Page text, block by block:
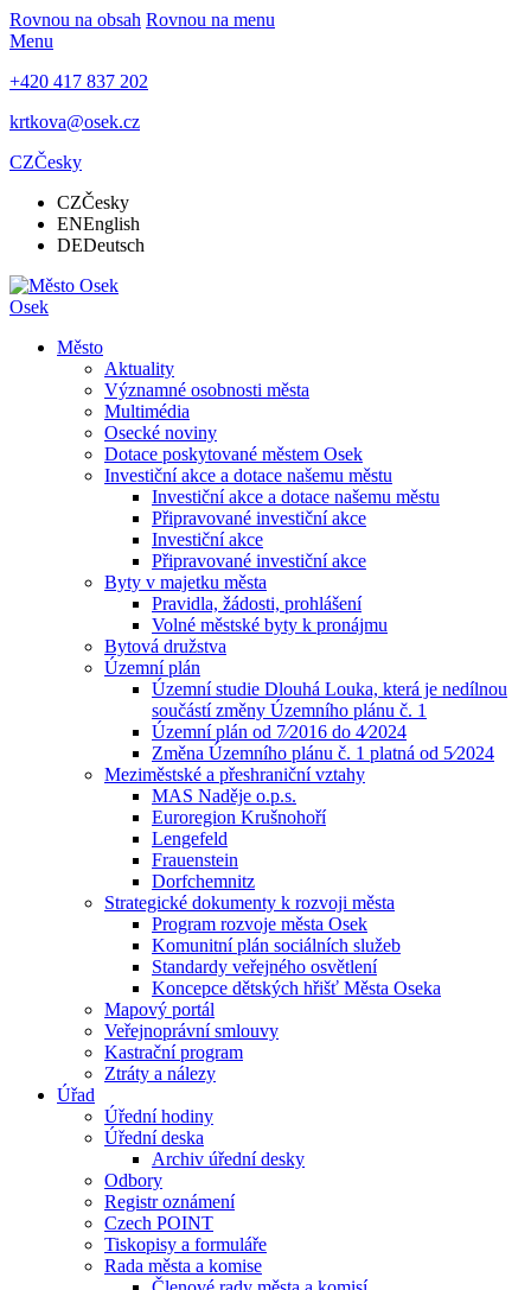
Rovnou na obsah Rovnou na menu
Menu
+420 417 837 202
krtkova@osek.cz
CZČesky
CZČesky
ENEnglish
DEDeutsch
Osek
Město
Aktuality
Významné osobnosti města
Multimédia
Osecké noviny
Dotace poskytované městem Osek
Investiční akce a dotace našemu městu
Investiční akce a dotace našemu městu
Připravované investiční akce
Investiční akce
Připravované investiční akce
Byty v majetku města
Pravidla, žádosti, prohlášení
Volné městské byty k pronájmu
Bytová družstva
Územní plán
Územní studie Dlouhá Louka, která je nedílnou
součástí změny Územního plánu č. 1
Územní plán od 7⁄2016 do 4⁄2024
Změna Územního plánu č. 1 platná od 5⁄2024
Meziměstské a přeshraniční vztahy
MAS Naděje o.p.s.
Euroregion Krušnohoří
Lengefeld
Frauenstein
Dorfchemnitz
Strategické dokumenty k rozvoji města
Program rozvoje města Osek
Komunitní plán sociálních služeb
Standardy veřejného osvětlení
Koncepce dětských hřišť Města Oseka
Mapový portál
Veřejnoprávní smlouvy
Kastrační program
Ztráty a nálezy
Úřad
Úřední hodiny
Úřední deska
Archiv úřední desky
Odbory
Registr oznámení
Czech POINT
Tiskopisy a formuláře
Rada města a komise